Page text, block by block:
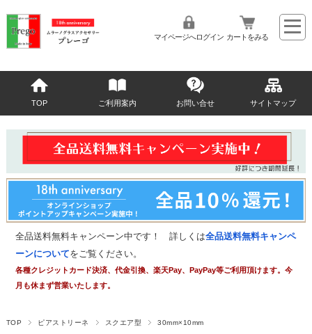
マイページへログイン カートをみる
TOP ご利用案内 お問い合せ サイトマップ
全品送料無料キャンペーン中です！ 詳しくは全品送料無料キャンペ
ーンについてをご覧ください。
各種クレジットカード決済、代金引換、楽天Pay、PayPay等ご利用頂けます。今
月も休まず営業いたします。
TOP ピアストリーネ スクエア型 30mm×10mm